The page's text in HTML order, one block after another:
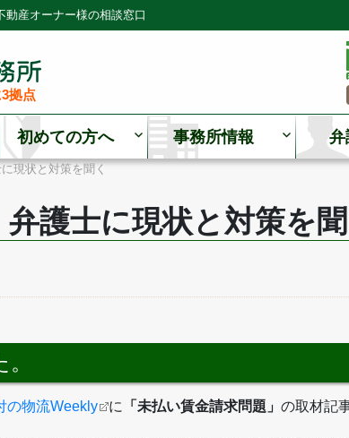
産オーナー様の相談窓口
拠点
初めての方へ 事務所情報 弁
現状と対策を聞く
護士に現状と対策を
の物流Weekly に 「未払い賃金請求問題」 の取材記